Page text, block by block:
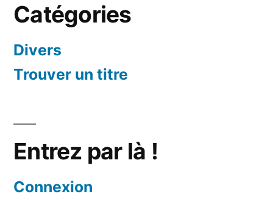
Catégories
Divers
Trouver un titre
Entrez par là !
Connexion